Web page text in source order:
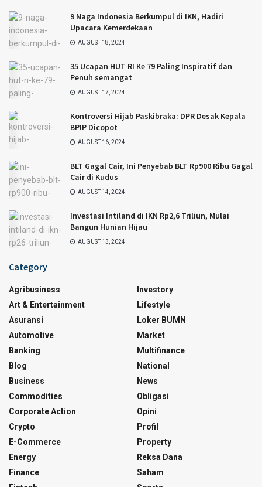
9 Naga Indonesia Berkumpul di IKN, Hadiri
Upacara Kemerdekaan
AUGUST 18, 2024
35 Ucapan HUT RI Ke 79 Paling Inspiratif dan
Penuh semangat
AUGUST 17, 2024
Kontroversi Hijab Paskibraka: DPR Desak Kepala
BPIP Dicopot
AUGUST 16, 2024
BLT Gagal Cair, Ini Penyebab BLT Rp900 Ribu Gagal
Cair di Kudus
AUGUST 14, 2024
Investasi Intiland di IKN Rp2,6 Triliun, Mulai
Bangun Hunian Hijau
AUGUST 13, 2024
Category
Agribusiness
Art & Entertainment
Asuransi
Automotive
Banking
Blog
Business
Commodities
Corporate Action
Crypto
E-Commerce
Energy
Finance
Investory
Lifestyle
Loker BUMN
Market
Multifinance
National
News
Obligasi
Opini
Profil
Property
Reksa Dana
Saham